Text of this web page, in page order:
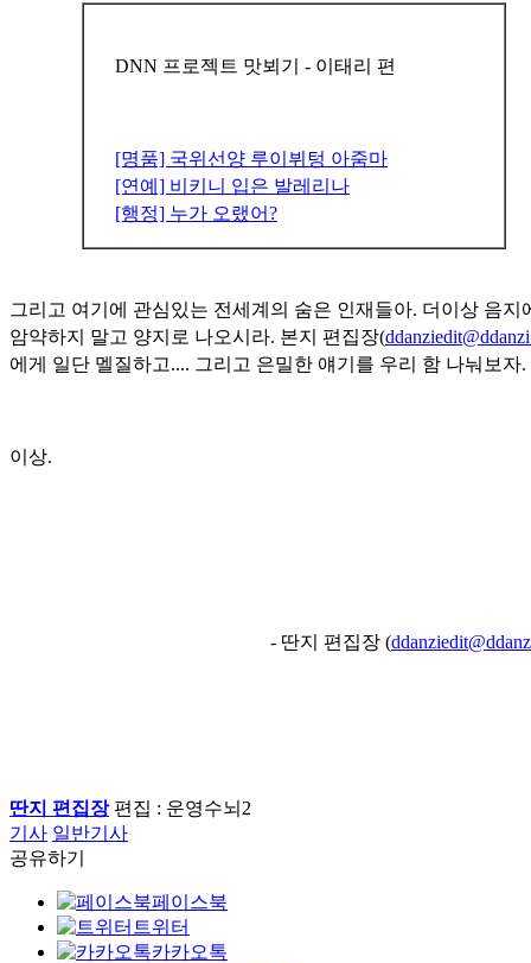
DNN 프로젝트 맛뵈기 - 이태리 편
[명품] 국위선양 루이뷔텅 아줌마
[연예] 비키니 입은 발레리나
[행정] 누가 오랬어?
그리고 여기에 관심있는 전세계의 숨은 인재들아. 더이상 음지
암약하지 말고 양지로 나오시라. 본지 편집장(
에게 일단 멜질하고.... 그리고 은밀한 얘기를 우리 함 나눠보자.
이상.
- 딴지 편집장 (
딴지 편집장 편집 : 운영수뇌2
기사 일반기사
공유하기
페이스북
트위터
카카오톡